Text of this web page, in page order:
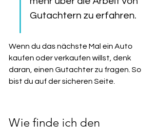
Gutachtern zu erfahren.
Wenn du das nächste Mal ein Auto
kaufen oder verkaufen willst, denk
daran, einen Gutachter zu fragen. So
bist du auf der sicheren Seite.
Wie finde ich den